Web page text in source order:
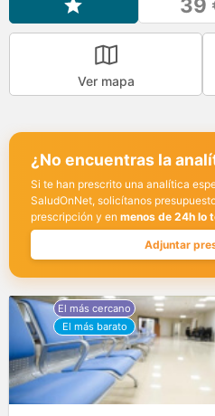
39
Ver mapa
¿No encuentras la
Si te han prescrito una analítica
SaludOnNet, solicítanos
prescripción y en menos de 24h lo
Adjuntar